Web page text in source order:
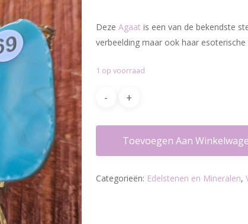
Deze Agaat is een van de bekendste
verbeelding maar ook haar
1 op voorraad
Toevoegen Aan
Categorieën: Edelstenen en Mineralen,